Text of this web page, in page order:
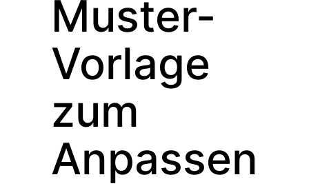
Muster-
Vorlage
zum
Anpassen